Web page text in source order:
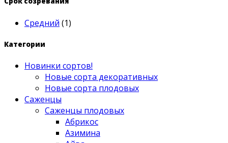
Средний (1)
Категории
Новинки сортов!
Новые сорта декоративных
Новые сорта плодовых
Саженцы
Саженцы плодовых
Абрикос
Азимина